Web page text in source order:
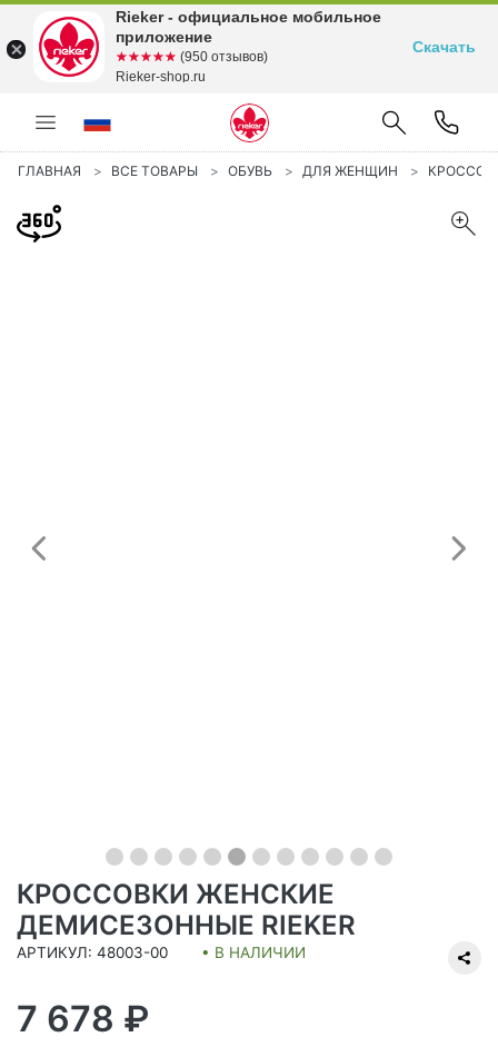
ГЛАВНАЯ ВСЕ ТОВАРЫ ОБУВЬ ДЛЯ ЖЕНЩИН
Предыдущий
КРОССОВКИ ЖЕНСКИЕ
ДЕМИСЕЗОННЫЕ RIEKER
АРТИКУЛ: 48003-00 • В НАЛИЧИИ
7 678 ₽
Rieker - официальное мобильное
приложение
☆☆☆☆☆
★★★★★ (950 отзывов)
Rieker-shop.ru
Скачать